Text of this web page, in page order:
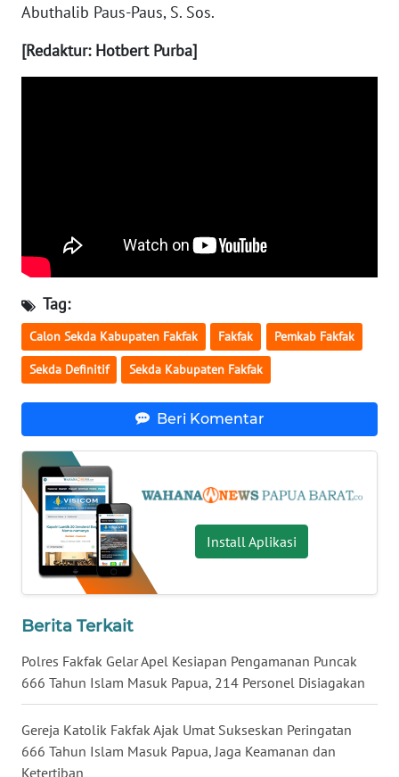
Abuthalib Paus-Paus, S. Sos.
[Redaktur: Hotbert Purba]
Tag:
Calon Sekda Kabupaten Fakfak Fakfak Pemkab Fakfak
Sekda Definitif Sekda Kabupaten Fakfak
Beri Komentar
Install Aplikasi
Berita Terkait
Polres Fakfak Gelar Apel Kesiapan Pengamanan Puncak
666 Tahun Islam Masuk Papua, 214 Personel Disiagakan
Gereja Katolik Fakfak Ajak Umat Sukseskan Peringatan
666 Tahun Islam Masuk Papua, Jaga Keamanan dan
Ketertiban
WN
BENGKULU
WN
LAMPUNG
WN
JATENG
NUSANTARA
WN
JOGJA
WN
JATIM
BALI
WN
WN